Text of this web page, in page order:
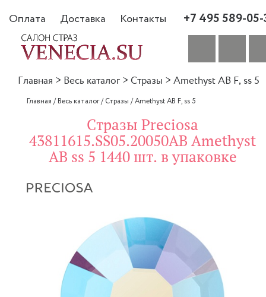
Оплата Доставка Контакты +7 495 589-
Главная > Весь каталог > Стразы > Amethyst AB F, ss 5
Главная /Весь каталог/Стразы /Amethyst AB F, ss 5
Стразы Preciosa
43811615.SS05.20050AB Amethyst
AB ss 5 1440 шт. в упаковке